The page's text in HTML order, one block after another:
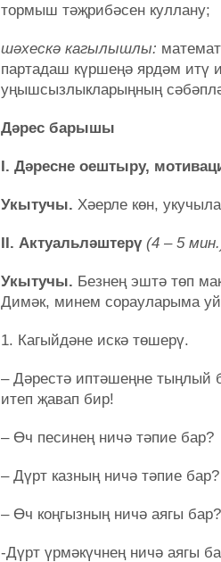
тормыш тәҗрибәсен куллану;
шәхескә кагылышлы:
партадаш күршеңә ярдәм итү
уңышсызлыкларыңның
Дәрес барышы
I. Дәресне оештыру,
Укытучы. Хәерле көн,
II. Актуальләштерү (4 – 5
Укытучы. Безнең эштә төп
Димәк, минем сорауларыма
1. Кагыйдәне искә төшерү.
– Дәрестә иптәшеңне тыңлый
итеп җавап бир!
– Өч песинең ничә тәпие бар?
– Дүрт казның ничә тәпие бар?
– Өч коңгызның ничә аягы бар?
-Дүрт үрмәкүчнең ничә аягы